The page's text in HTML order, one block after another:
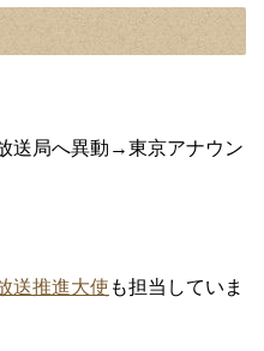
送局へ異動→東京アナウン
送推進大使 も担当していま